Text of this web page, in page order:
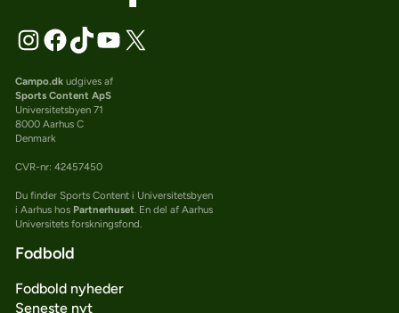
Campo.dkudgives af
Sports Content ApS
Universitetsbyen 71
8000 Aarhus C
Denmark
CVR-nr: 42457450
Du finder Sports Content i Universitetsbyen
i Aarhus hos Partnerhuset. En del af Aarhus
Universitets forskningsfond.
Fodbold
Fodbold nyheder
Seneste nyt